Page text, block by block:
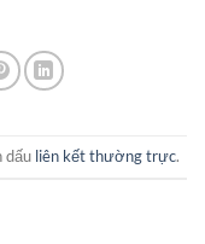
dấu liên kết thường trực.